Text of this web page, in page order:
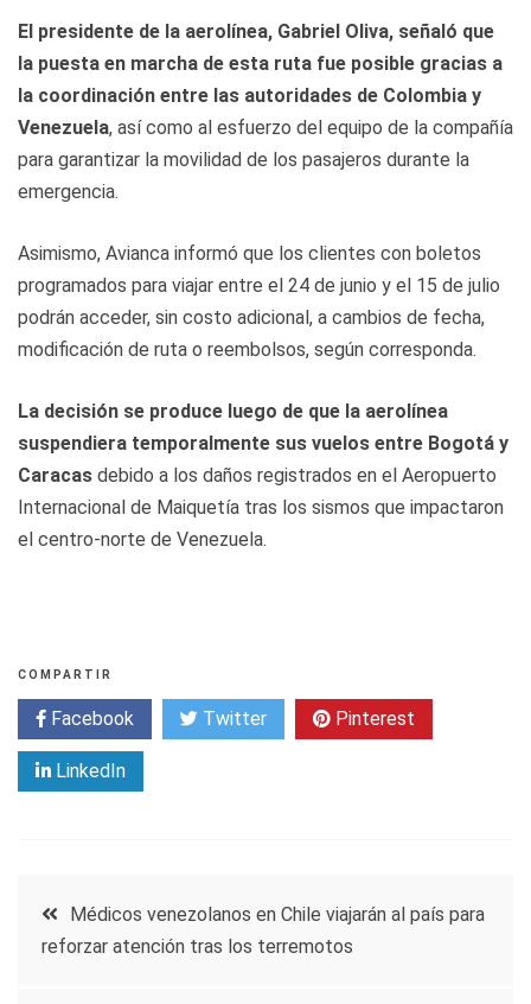
El presidente de la aerolínea, Gabriel Oliva, señaló que
la puesta en marcha de esta ruta fue posible gracias a
la coordinación entre las autoridades de Colombia y
Venezuela, así como al esfuerzo del equipo de la compañía
para garantizar la movilidad de los pasajeros durante la
emergencia.
Asimismo, Avianca informó que los clientes con boletos
programados para viajar entre el 24 de junio y el 15 de julio
podrán acceder, sin costo adicional, a cambios de fecha,
modificación de ruta o reembolsos, según corresponda.
La decisión se produce luego de que la aerolínea
suspendiera temporalmente sus vuelos entre Bogotá y
Caracas debido a los daños registrados en el Aeropuerto
Internacional de Maiquetía tras los sismos que impactaron
el centro-norte de Venezuela.
COMPARTIR
Facebook Twitter Pinterest
LinkedIn
Navegación
Médicos venezolanos en Chile viajarán al país para
reforzar atención tras los terremotos